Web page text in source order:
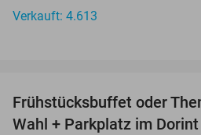
Verkauft: 4.613
Frühstücksbuffet oder
Wahl + Parkplatz im